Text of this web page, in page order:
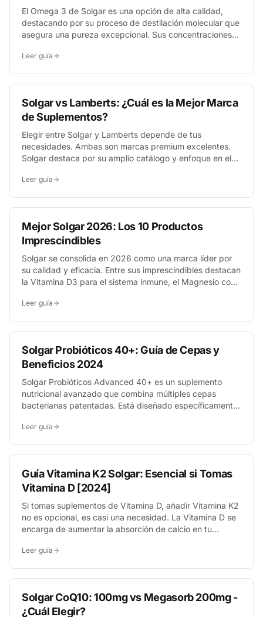
El Omega 3 de Solgar es una opción de alta calidad,
destacando por su proceso de destilación molecular que
asegura una pureza excepcional. Sus concentraciones
la salud cardiovascular y cognitiva, justificando en gran
Leer guía
Solgar vs Lamberts: ¿Cuál es la Mejor Marca
de Suplementos?
Elegir entre Solgar y Lamberts depende de tus
necesidades. Ambas son marcas premium excelentes.
Solgar destaca por su amplio catálogo y enfoque en el
por sus fórmulas de alta potencia, a menudo
elección es personal.
Leer guía
Mejor Solgar 2026: Los 10 Productos
Imprescindibles
Solgar se consolida en 2026 como una marca líder por
su calidad y eficacia. Entre sus imprescindibles destacan
la Vitamina D3 para el sistema inmune, el Magnesio con
Elegir el adecuado dependerá de tus objetivos de salud
Leer guía
Solgar Probióticos 40+: Guía de Cepas y
Beneficios 2024
Solgar Probióticos Advanced 40+ es un suplemento
nutricional avanzado que combina múltiples cepas
bacterianas patentadas. Está diseñado específicamente
equilibrio de la microbiota intestinal y reforzar la función
edad.
Leer guía
Guía Vitamina K2 Solgar: Esencial si Tomas
Vitamina D [2024]
Si tomas suplementos de Vitamina D, añadir Vitamina K2
no es opcional, es casi una necesidad. La Vitamina D se
encarga de aumentar la absorción de calcio en tu
de Solgar, actúa como un GPS para dirigir ese calcio a
Leer guía
Solgar CoQ10: 100mg vs Megasorb 200mg -
¿Cuál Elegir?